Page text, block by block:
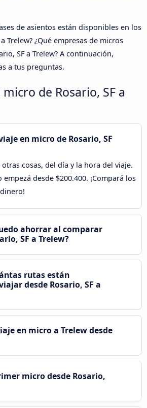
de asientos están disponibles en los
Trelew? ¿Qué empresas de micros
SF a Trelew? A continuación,
a tus preguntas.
de Rosario, SF a
en micro de Rosario, SF
cosas, del día y la hora del viaje.
desde $200.400. ¡Compará los
ahorrar al comparar
SF a Trelew?
rutas están
desde Rosario, SF a
en micro a Trelew desde
micro desde Rosario,